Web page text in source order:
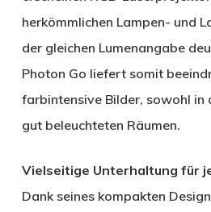
herkömmlichen Lampen- und
der gleichen Lumenangabe
Photon Go liefert somit
farbintensive Bilder, sowohl in
gut beleuchteten Räumen.
Vielseitige Unterhaltung für
Dank seines kompakten